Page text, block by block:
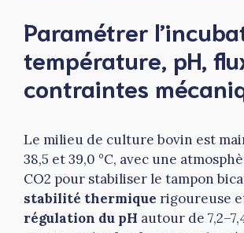
Paramétrer
température, pH,
contraintes
Le milieu de culture bovin est
38,5 et 39,0 °C, avec une
CO2 pour stabiliser le tampon
stabilité thermique rigoureuse
régulation du pH autour de